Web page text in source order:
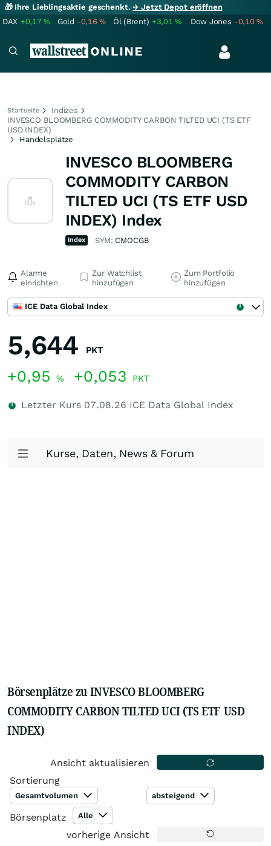
🎁 Ihre Lieblingsaktie geschenkt.→ Jetzt Depot eröffnen
DAX +0,17% Gold -0,16% Öl (Brent) +3,01% Dow Jones -0,10%
Startseite
Indizes
INVESCO BLOOMBERG COMMODITY CARBON TILTED UCI (TS ETF
USD INDEX)
Handelsplätze
INVESCO BLOOMBERG
COMMODITY CARBON
TILTED UCI (TS ETF USD
INDEX) Index
Index SYM: CMOCGB
Alarme
einrichten
Zur Watchlist
hinzufügen
Zum Portfolio
hinzufügen
ICE Data Global Index
5,644 PKT
+0,95 % +0,053 PKT
Letzter Kurs 07.08.26 ICE Data Global Index
Kurse, Daten, News & Forum
Börsenplätze zu INVESCO BLOOMBERG
COMMODITY CARBON TILTED UCI (TS ETF USD
INDEX)
Ansicht aktualisieren
Sortierung
Gesamtvolumen absteigend
Börsenplatz Alle
vorherige Ansicht